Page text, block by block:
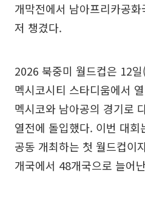
개막전에서 남아프리카공
저 챙겼다.
2026 북중미 월드컵은 12
멕시코시티 스타디움에서
멕시코와 남아공의 경기로
열전에 돌입했다. 이번 대회
공동 개최하는 첫 월드컵이
개국에서 48개국으로 늘어